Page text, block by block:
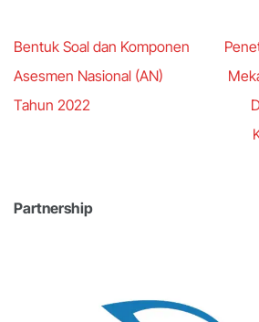
Post
navigation
Bentuk Soal dan Komponen
Asesmen Nasional (AN)
Tahun 2022
Partnership